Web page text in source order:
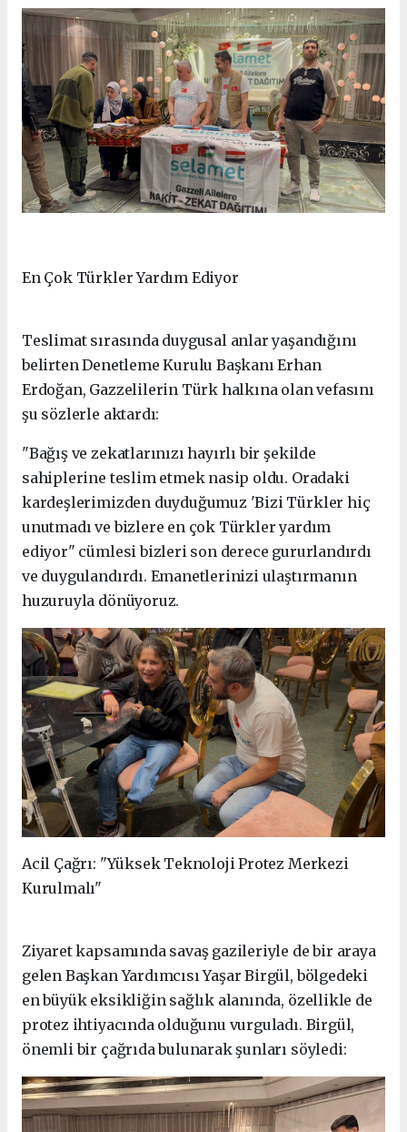
En Çok Türkler Yardım Ediyor
Teslimat sırasında duygusal anlar yaşandığını
belirten Denetleme Kurulu Başkanı Erhan
Erdoğan, Gazzelilerin Türk halkına olan vefasını
şu sözlerle aktardı:
"Bağış ve zekatlarınızı hayırlı bir şekilde
sahiplerine teslim etmek nasip oldu. Oradaki
kardeşlerimizden duyduğumuz 'Bizi Türkler hiç
unutmadı ve bizlere en çok Türkler yardım
ediyor" cümlesi bizleri son derece gururlandırdı
ve duygulandırdı. Emanetlerinizi ulaştırmanın
huzuruyla dönüyoruz.
Acil Çağrı: "Yüksek Teknoloji Protez Merkezi
Kurulmalı"
Ziyaret kapsamında savaş gazileriyle de bir araya
gelen Başkan Yardımcısı Yaşar Birgül, bölgedeki
en büyük eksikliğin sağlık alanında, özellikle de
protez ihtiyacında olduğunu vurguladı. Birgül,
önemli bir çağrıda bulunarak şunları söyledi: